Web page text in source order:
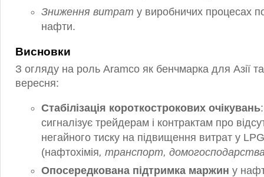
Зниження витрат у виробничих процесах
нафти.
Висновки
З огляду на роль Aramco як бенчмарка для Азії та
вересня:
Стабілізація короткострокових очікувань
сигналізує трейдерам і контрактам про
негайного тиску на підвищення витрат у
(нафтохімія, транспорт,
Опосередкована підтримка маржин у